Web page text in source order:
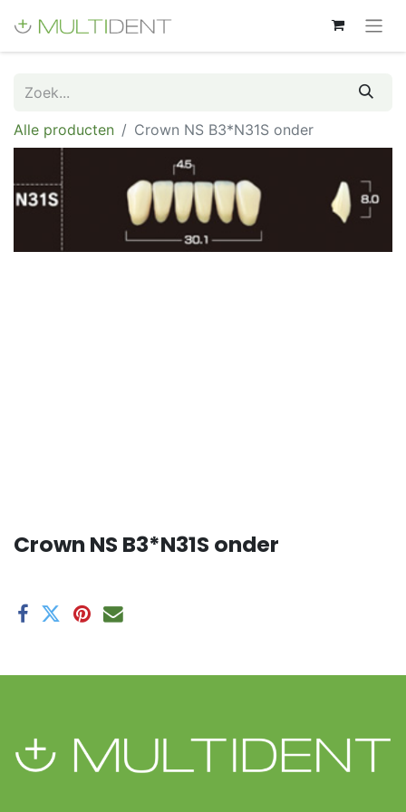
Alle producten Crown NS B3*N31S onder
Crown NS B3*N31S onder